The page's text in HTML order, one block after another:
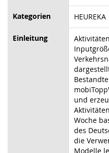
Kategorien HEUREKA
Einleitung
und
Woche
des
die
Modelle